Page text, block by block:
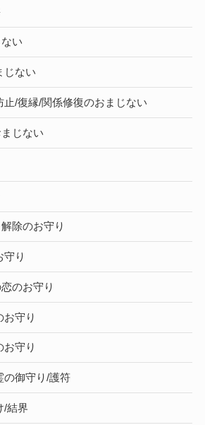
い
じない
止/復縁/関係修復のおまじない
じない
除のお守り
守り
のお守り
お守り
お守り
の御守り/護符
/結界